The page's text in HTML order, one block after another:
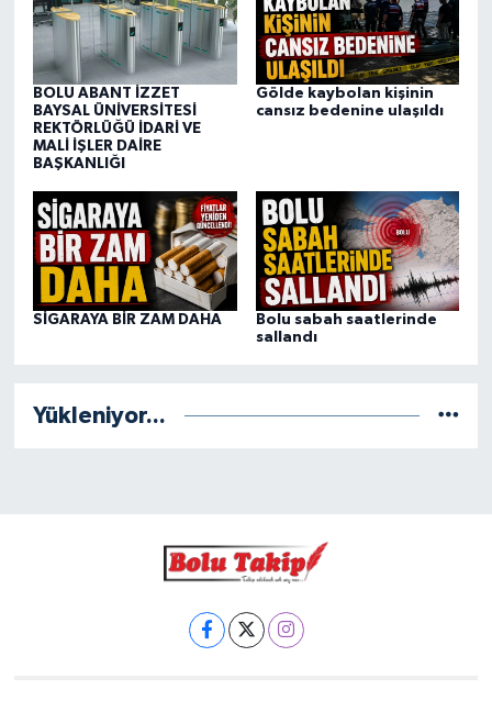
BOLU ABANT İZZET
BAYSAL ÜNİVERSİTESİ
REKTÖRLÜĞÜ İDARİ VE
MALİ İŞLER DAİRE
BAŞKANLIĞI
Gölde kaybolan kişinin
cansız bedenine ulaşıldı
SİGARAYA BİR ZAM DAHA
Bolu sabah saatlerinde
sallandı
Yükleniyor...